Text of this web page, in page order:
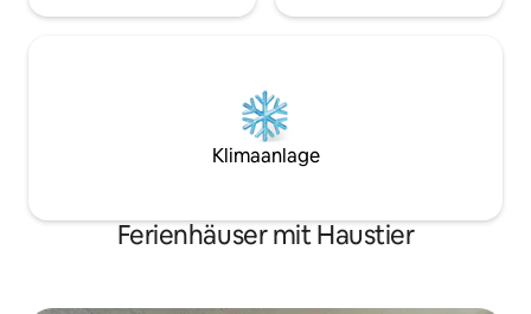
Klimaanlage
Ferienhäuser mit Haustier